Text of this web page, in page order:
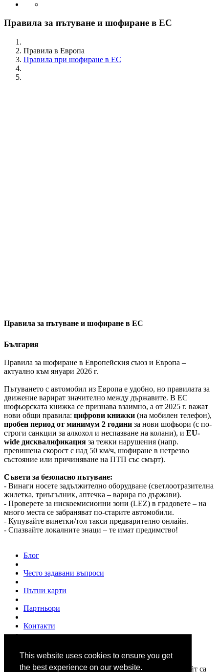
This website uses cookies to ensure you get
the best experience on our website.
Правила за пътуване и шофиране в ЕС
Правила в Европа
Правила при шофиране в ЕС
Правила за пътуване и шофиране в ЕС
България
Правила за шофиране в Европейския съюз и Европа –
актуално към януари 2026 г.
Пътуването с автомобил из Европа е удобно, но правилата за
движение варират значително между държавите. В ЕС
шофьорската книжка се признава взаимно, а от 2025 г. важат
нови общи правила: цифрови книжки (на мобилен телефон),
пробен период от минимум 2 години за нови шофьори (с по-
строги санкции за алкохол и неспазване на колани), и EU-
wide дисквалификация за тежки нарушения (напр.
превишена скорост с над 50 км/ч, шофиране в нетрезво
състояние или причиняване на ПТП със смърт).
Съвети за безопасно пътуване:
- Винаги носете задължително оборудване (светлоотразителна
жилетка, триъгълник, аптечка – варира по държави).
- Проверете за нискоемисионни зони (LEZ) в градовете – на
много места се забраняват по-старите автомобили.
- Купувайте винетки/тол такси предварително онлайн.
- Спазвайте локалните знаци – те имат предимство!
Блог
Често задавани въпроси
Пътни карти
Партньори
Контакти
© 2007 - 2026www.shofior.com. Всички права запазени.
Всички текстове и изображения публикувани в този сайт са